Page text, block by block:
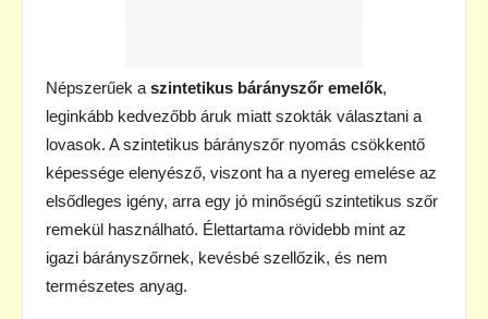
Népszerűek a szintetikus bárányszőr emelők,
leginkább kedvezőbb áruk miatt szokták választani a
lovasok. A szintetikus bárányszőr nyomás csökkentő
képessége elenyésző, viszont ha a nyereg emelése az
elsődleges igény, arra egy jó minőségű szintetikus szőr
remekül használható. Élettartama rövidebb mint az
igazi bárányszőrnek, kevésbé szellőzik, és nem
természetes anyag.